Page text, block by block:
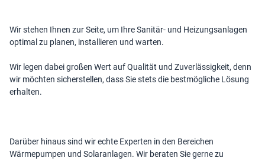
Wir stehen Ihnen zur Seite, um Ihre Sanitär- und Heizungsanlagen
optimal zu planen, installieren und warten.
Wir legen dabei großen Wert auf Qualität und Zuverlässigkeit, denn
wir möchten sicherstellen, dass Sie stets die bestmögliche Lösung
erhalten.
Darüber hinaus sind wir echte Experten in den Bereichen
Wärmepumpen und Solaranlagen. Wir beraten Sie gerne zu